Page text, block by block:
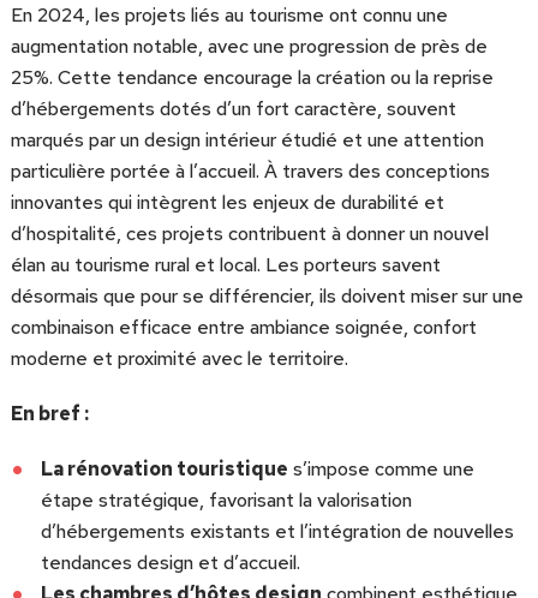
En 2024, les projets liés au tourisme ont connu une
augmentation notable, avec une progression de près de
25%. Cette tendance encourage la création ou la reprise
d’hébergements dotés d’un fort caractère, souvent
marqués par un design intérieur étudié et une attention
particulière portée à l’accueil. À travers des conceptions
innovantes qui intègrent les enjeux de durabilité et
d’hospitalité, ces projets contribuent à donner un nouvel
élan au tourisme rural et local. Les porteurs savent
désormais que pour se différencier, ils doivent miser sur une
combinaison efficace entre ambiance soignée, confort
moderne et proximité avec le territoire.
En bref :
La rénovation touristique s’impose comme une
étape stratégique, favorisant la valorisation
d’hébergements existants et l’intégration de nouvelles
tendances design et d’accueil.